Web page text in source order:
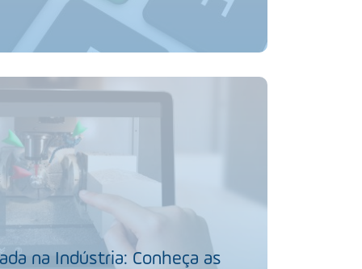
na Indústria: Conheça as